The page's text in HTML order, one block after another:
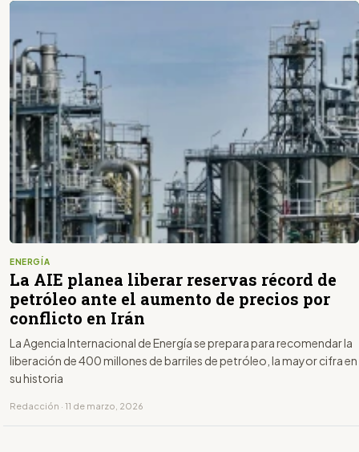
ENERGÍA
La AIE planea liberar reservas récord de
petróleo ante el aumento de precios por
conflicto en Irán
La Agencia Internacional de Energía se prepara para recomendar la
liberación de 400 millones de barriles de petróleo, la mayor cifra en
su historia
Redacción · 11 de marzo, 2026